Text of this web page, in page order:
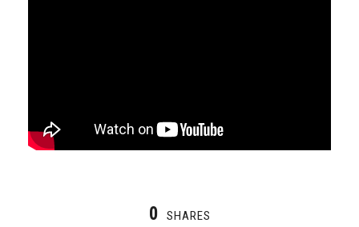
0 SHARES